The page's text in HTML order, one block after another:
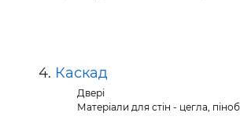
Каскад
Двері
Матеріали для стін - цегла,